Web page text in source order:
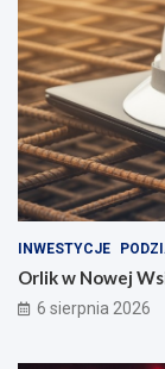
INWESTYCJE
Orlik w Nowej
6 sierpnia 2026